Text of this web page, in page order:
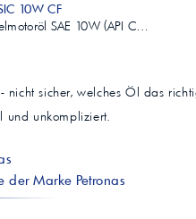
10W CF
SAE 10W (API C…
- nicht sicher, welches Öl das
und unkompliziert.
der Marke Petronas